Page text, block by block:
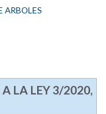
ARBOLES
A LA LEY 3/2020,